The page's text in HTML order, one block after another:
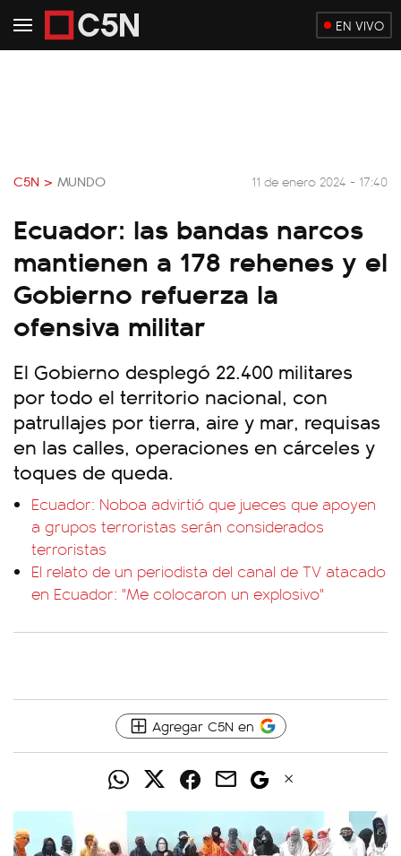
EN VIVO
C5N > MUNDO 11 de enero 2024 - 17:40
Ecuador: las bandas narcos
mantienen a 178 rehenes y el
Gobierno refuerza la
ofensiva militar
El Gobierno desplegó 22.400 militares
por todo el territorio nacional, con
patrullajes por tierra, aire y mar, requisas
en las calles, operaciones en cárceles y
toques de queda.
Ecuador: Noboa advirtió que jueces que apoyen
a grupos terroristas serán considerados
terroristas
El relato de un periodista del canal de TV atacado
en Ecuador: "Me colocaron un explosivo"
Agregar C5N en